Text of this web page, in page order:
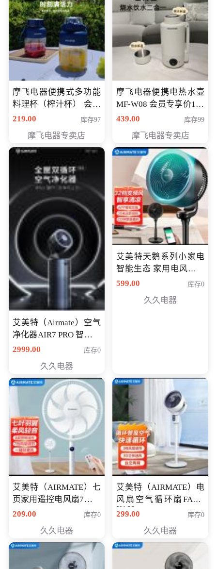
摩飞电器便携式多功能
料理杯（榨汁杯） 会员
专享价118元
219.00 库存97
摩飞电器专卖店
摩飞电器便携电热水壶
MF-W08 会员专享价198
元
439.00 库存99
摩飞电器专卖店
艾美特（Airmate）空气
净化器AIR7 PRO 智能全
屋空气循环负离子旗舰
2999.00 库存0
久久电器
艾美特天鹅系列小家电
智能生态 家用电风扇直
流变频节能轻音空气循
鹅，白天鹅智能)
599.00 库存0
久久电器
艾美特（AIRMATE）七
页家用遥控电风扇7档风
量空气循环摇头立式落
定时落地式风扇CS35-
R20
209.00 库存0
久久电器
艾美特（AIRMATE）电
风扇空气循环扇FA18-
X168
299.00 库存0
久久电器